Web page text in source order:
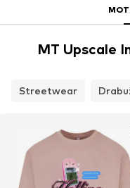
MT Upscale
Streetwear